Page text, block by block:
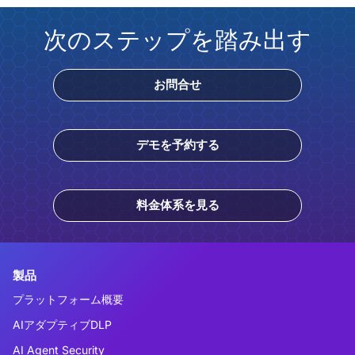
次のステップを踏み出す
お問合せ
デモを予約する
料金体系を見る
製品
プラットフォーム概要
AIアダプティブDLP
AI Agent Security